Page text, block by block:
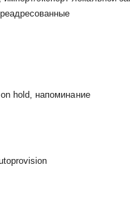
hold, напоминание